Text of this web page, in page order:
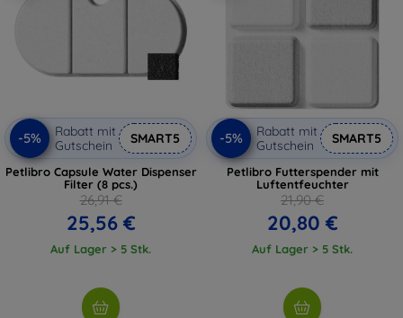
-5%
Rabatt mit
Gutschein
SMART5
Petlibro Capsule Water Dispenser
Filter (8 pcs.)
26,91 €
25,56 €
Auf Lager > 5 Stk.
-5%
Rabatt mit
Gutschein
SMART5
Petlibro Futterspender mit
Luftentfeuchter
21,90 €
20,80 €
Auf Lager > 5 Stk.